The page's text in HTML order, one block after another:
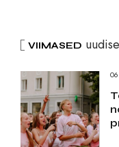
VIIMASED